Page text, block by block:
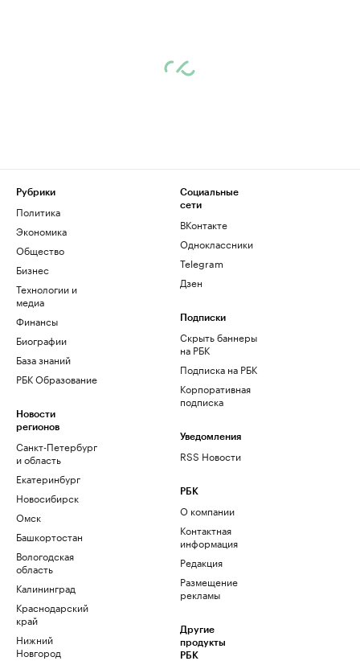
Рубрики
Политика
Экономика
Общество
Бизнес
Технологии и
медиа
Финансы
Биографии
База знаний
РБК Образование
Новости
регионов
Санкт-Петербург
и область
Екатеринбург
Новосибирск
Омск
Башкортостан
Вологодская
область
Калининград
Краснодарский
край
Нижний
Новгород
Социальные
сети
ВКонтакте
Одноклассники
Telegram
Дзен
Подписки
Скрыть баннеры
на РБК
Подписка на РБК
Корпоративная
подписка
Уведомления
RSS Новости
РБК
О компании
Контактная
информация
Редакция
Размещение
рекламы
Другие
продукты
РБК